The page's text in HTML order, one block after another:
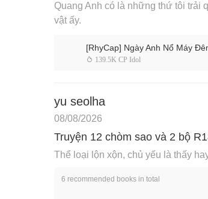
Quang Anh có là những thứ tôi trải
vật ấy.
[RhyCap] Ngày Anh Nổ Máy
 139.5K CP Idol
yu seolha
08/08/2026
Truyện 12 chòm sao và 2 bộ
Thể loại lộn xộn, chủ yếu là thấy
6 recommended books in total